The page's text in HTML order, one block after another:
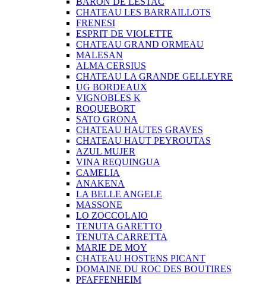
CHATEAU LES BARRAILLOTS
FRENESI
ESPRIT DE VIOLETTE
CHATEAU GRAND ORMEAU
MALESAN
ALMA CERSIUS
CHATEAU LA GRANDE GELLEYRE
UG BORDEAUX
VIGNOBLES K
ROQUEBORT
SATO GRONA
CHATEAU HAUTES GRAVES
CHATEAU HAUT PEYROUTAS
AZUL MUJER
VINA REQUINGUA
CAMELIA
ANAKENA
LA BELLE ANGELE
MASSONE
LO ZOCCOLAIO
TENUTA GARETTO
TENUTA CARRETTA
MARIE DE MOY
CHATEAU HOSTENS PICANT
DOMAINE DU ROC DES BOUTIRES
PFAFFENHEIM